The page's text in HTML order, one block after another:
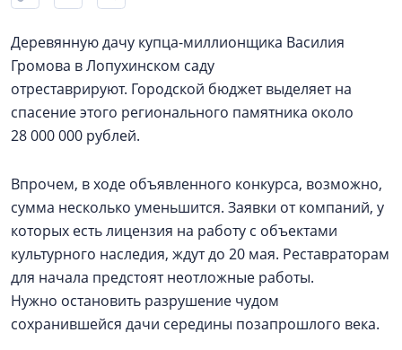
Деревянную дачу купца-миллионщика Василия
Громова в Лопухинском саду
отреставрируют. Городской бюджет выделяет на
спасение этого регионального памятника около
28 000 000 рублей.
Впрочем, в ходе объявленного конкурса, возможно,
сумма несколько уменьшится. Заявки от компаний, у
которых есть лицензия на работу с объектами
культурного наследия, ждут до 20 мая. Реставраторам
для начала предстоят неотложные работы.
Нужно остановить разрушение чудом
сохранившейся дачи середины позапрошлого века.